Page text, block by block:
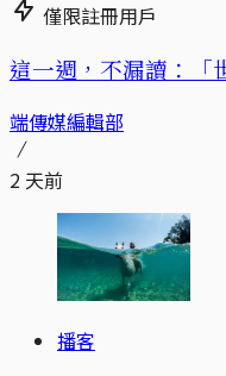
僅限註冊用戶
這一週，不漏讀：「
端傳媒編輯部
2 天前
播客